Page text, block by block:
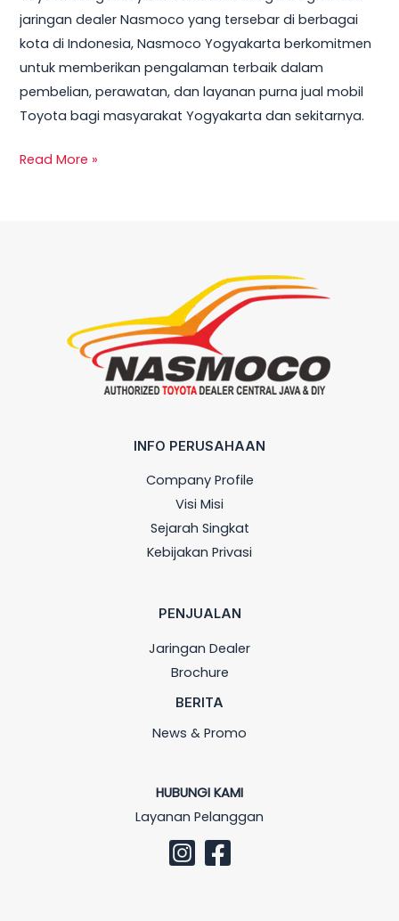
jaringan dealer Nasmoco yang tersebar di berbagai
kota di Indonesia, Nasmoco Yogyakarta berkomitmen
untuk memberikan pengalaman terbaik dalam
pembelian, perawatan, dan layanan purna jual mobil
Toyota bagi masyarakat Yogyakarta dan sekitarnya.
Read More »
INFO PERUSAHAAN
Company Profile
Visi Misi
Sejarah Singkat
Kebijakan Privasi
PENJUALAN
Jaringan Dealer
Brochure
BERITA
News & Promo
HUBUNGI KAMI
Layanan Pelanggan